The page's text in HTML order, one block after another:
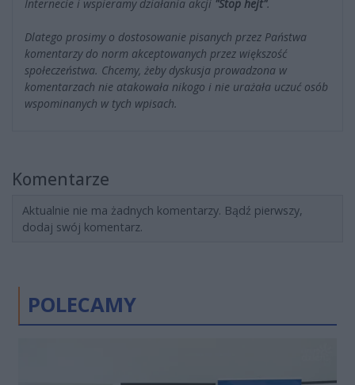
Internecie i wspieramy działania akcji "Stop hejt".
Dlatego prosimy o dostosowanie pisanych przez Państwa
komentarzy do norm akceptowanych przez większość
społeczeństwa. Chcemy, żeby dyskusja prowadzona w
komentarzach nie atakowała nikogo i nie urażała uczuć osób
wspominanych w tych wpisach.
Komentarze
Aktualnie nie ma żadnych komentarzy. Bądź pierwszy,
dodaj swój komentarz.
POLECAMY